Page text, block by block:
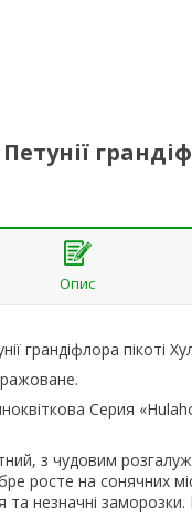
Опис
грандіфлора пікоті
Серия
з чудовим
росте на сонячних
та незначні